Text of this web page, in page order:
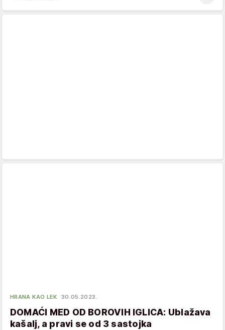
HRANA KAO LEK 30.05.2023.
DOMAĆI MED OD BOROVIH IGLICA: Ublažava
kašalj, a pravi se od 3 sastojka